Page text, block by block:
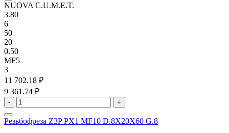
NUOVA C.U.M.E.T.
3.80
6
50
20
0.50
MF5
3
11 702.18 ₽
9 361.74 ₽
- +
Резьбофреза Z3P PX1 MF10 D.8X20X60 G.8